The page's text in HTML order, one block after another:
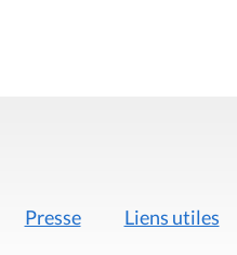
Presse Liens utiles